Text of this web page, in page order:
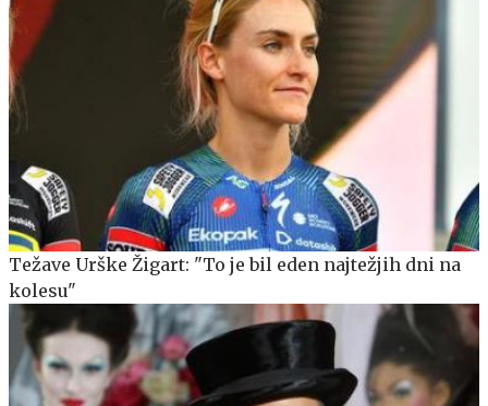
Težave Urške Žigart: "To je bil eden najtežjih dni na
kolesu"